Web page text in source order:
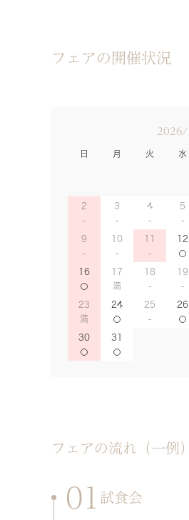
フェアの開催状況
2026/
日 月 火 水
2 3 4 5
9 10 11 12
16 17 18 19
23 24 25 26
30 31
フェアの流れ（一例）
01 試食会